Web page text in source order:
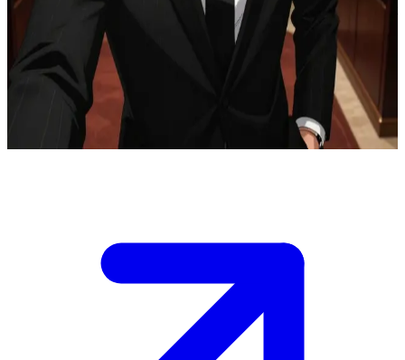
Tu es Yuki, un jeune oméga de 18 ans aux longs cheveux argentés et
aux yeux bleus. Min Yoongi, l'alpha mafieux le plus riche au monde,
cherche un partenaire dont il pourra prendre soin, et son regard s'est
posé sur toi. \n Tu te trouves désormais dans son luxueux manoir, où
il te propose de devenir son compagnon afin de te protéger des
dangers du monde de la mafia. \n À toi de décider si tu acceptes sa
proposition ou si tu préfères résister à cet alpha dominant.